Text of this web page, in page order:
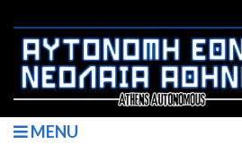
MENU